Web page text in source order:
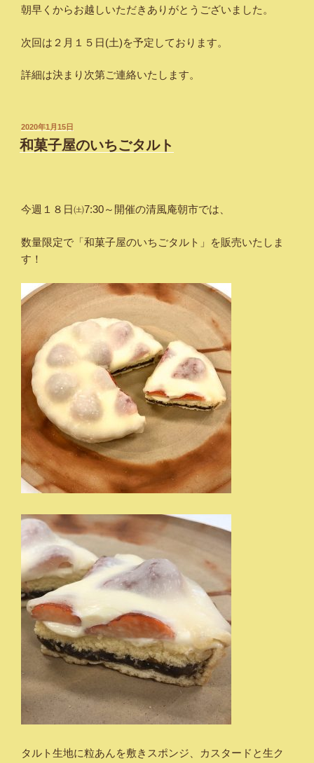
朝早くからお越しいただきありがとうございました。
次回は２月１５日(土)を予定しております。
詳細は決まり次第ご連絡いたします。
投
稿
日:
2020年1月15日
和菓子屋のいちごタルト
今週１８日㈯7:30～開催の清風庵朝市では、
数量限定で「和菓子屋のいちごタルト」を販売いたしま
す！
タルト生地に粒あんを敷きスポンジ、カスタードと生ク